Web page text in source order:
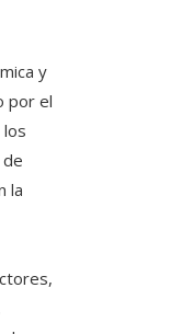
y
por el
la